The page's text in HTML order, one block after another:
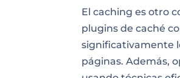
El caching es otro
plugins de caché
significativamente
páginas. Además,